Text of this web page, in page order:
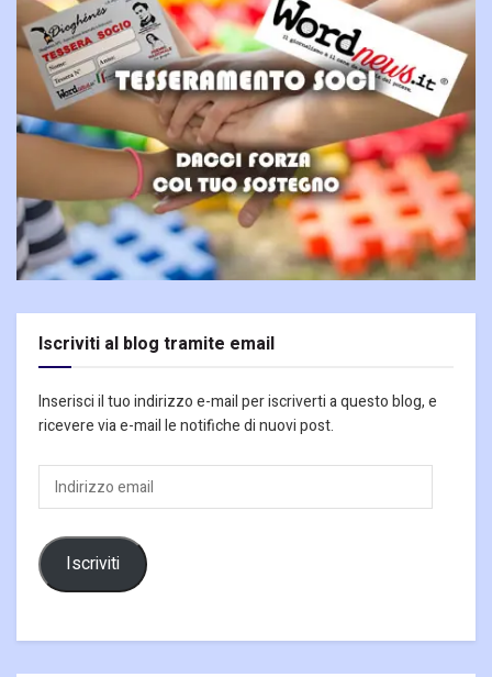
Iscriviti al blog tramite email
Inserisci il tuo indirizzo e-mail per iscriverti a questo blog, e
ricevere via e-mail le notifiche di nuovi post.
Indirizzo
email
Iscriviti